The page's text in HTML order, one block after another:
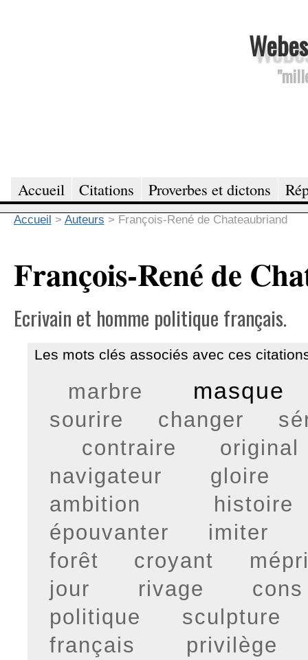
Accueil Citations Proverbes et dictons
Accueil > Auteurs > François-René de Chateaubriand
François-René de
Ecrivain et homme politique français.
Les mots clés associés avec ces
marbre masque
sourire changer
contraire
original
navigateur
gloire
ambition
histoire
épouvanter
imiter
forêt
croyant
jour
rivage
cons
politique
sculpture
français
privilège